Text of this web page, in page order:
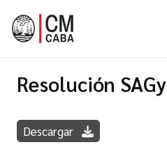
Resolución
Descargar